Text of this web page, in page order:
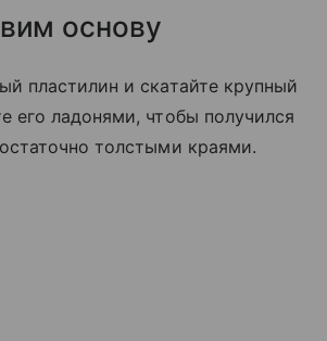
основу
пластилин и скатайте крупный
его ладонями, чтобы получился
толстыми краями.